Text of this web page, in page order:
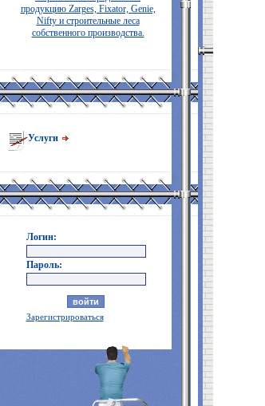
продукцию Zarges, Fixator, Genie,
Nifty и строительные леса
собственного производства.
Услуги
Логин:
Пароль:
Зарегистрироваться